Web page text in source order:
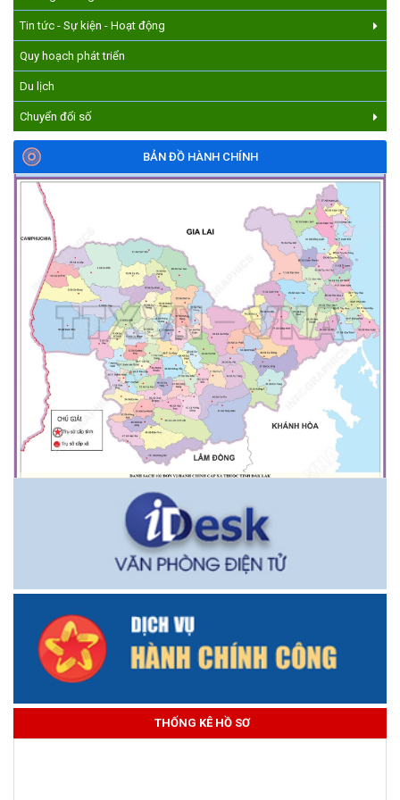
Tin tức - Sự kiện - Hoạt động
Quy hoạch phát triển
Du lịch
Chuyển đổi số
BẢN ĐỒ HÀNH CHÍNH
THỐNG KÊ HỒ SƠ